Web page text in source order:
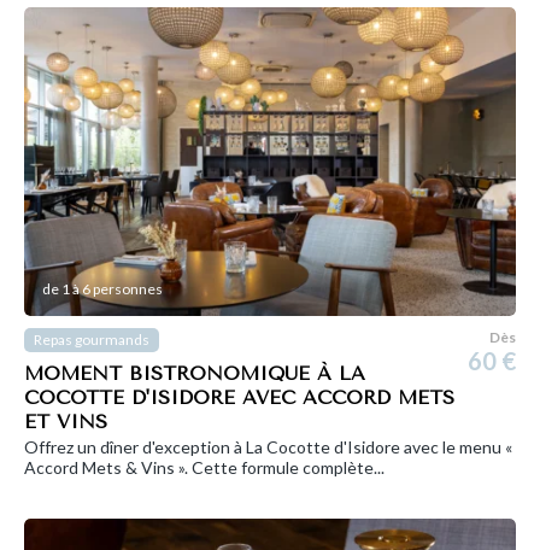
de 1 à 6 personnes
Repas gourmands
MOMENT BISTRONOMIQUE À LA
COCOTTE D'ISIDORE AVEC ACCORD METS
ET VINS
Dès
60 €
Offrez un dîner d'exception à La Cocotte d'Isidore avec le menu «
Accord Mets & Vins ». Cette formule complète...